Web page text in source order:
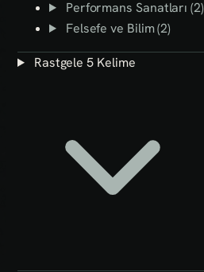
Performans Sanatları (2)
Felsefe ve Bilim (2)
Rastgele 5 Kelime